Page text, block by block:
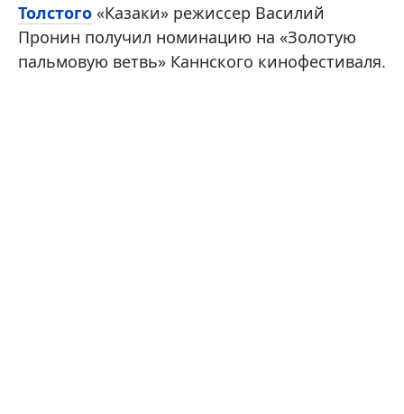
Толстого «Казаки» режиссер Василий
Пронин получил номинацию на «Золотую
пальмовую ветвь» Каннского кинофестиваля.